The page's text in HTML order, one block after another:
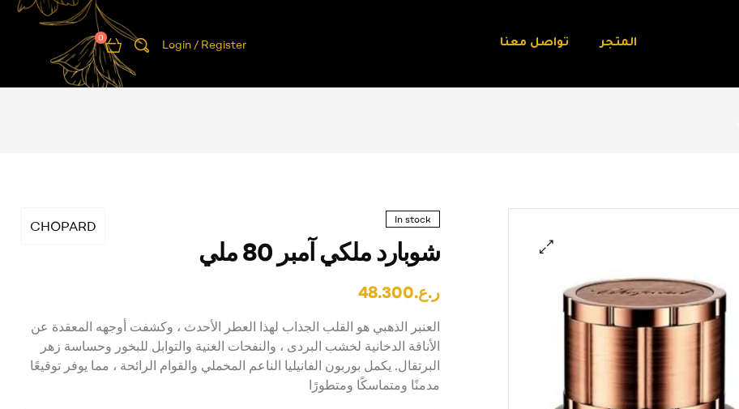
المتجر تواصل معنا Login / Register
0
CHOPARD In stock
شوبارد ملكي آمبر 80 ملي
ر.ع.48.300
العنبر الذهبي هو القلب الجذاب لهذا العطر الأحدث ، وكشفت أوجهه المعقدة عن
الأناقة الدخانية لخشب البردى ، والنفحات الغنية والتوابل للبخور وحساسة زهر
البرتقال. يكمل بوربون الفانيليا الناعم المخملي والقوام الرائحة ، مما يوفر توقيعًا
مدمنًا ومتماسكًا ومتطورًا